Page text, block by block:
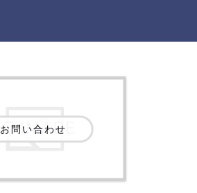
お問い合わせ